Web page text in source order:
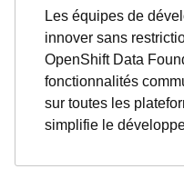
Les équipes de
innover sans
OpenShift Data
fonctionnalités
sur toutes les
simplifie le